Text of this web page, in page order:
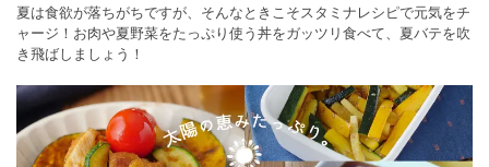
夏は食欲が落ちがちですが、そんなときこそスタミナレシピで元気をチ
ャージ！お肉や夏野菜をたっぷり使う丼をガッツリ食べて、夏バテを吹
き飛ばしましょう！